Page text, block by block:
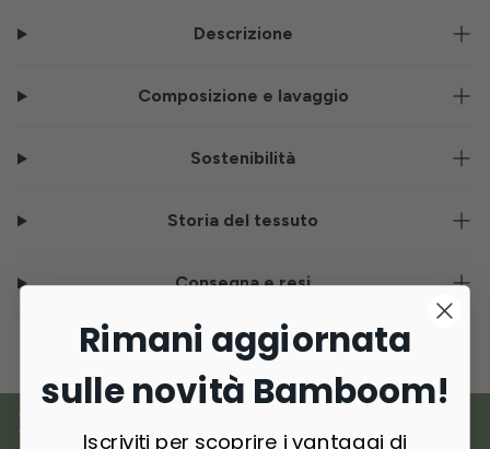
Descrizione
Composizione e lavaggio
Sostenibilità
Storia del tessuto
Consegna e resi
I NOSTRI MATERIALI
Rimani aggiornata
sulle novità Bamboom!
Iscriviti per scoprire i vantaggi di